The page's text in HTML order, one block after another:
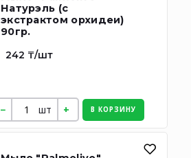
Натурэль (с
экстрактом орхидеи)
90гр.
242 ₸/шт
шт В КОРЗИНУ